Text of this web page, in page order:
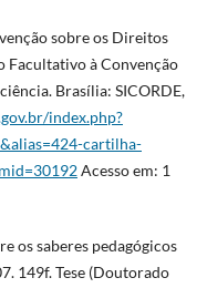
sobre os Direitos
Facultativo à Convenção
Brasília: SICORDE,
index.php?
cartilha-
Acesso em: 1
os saberes pedagógicos
149f. Tese (Doutorado